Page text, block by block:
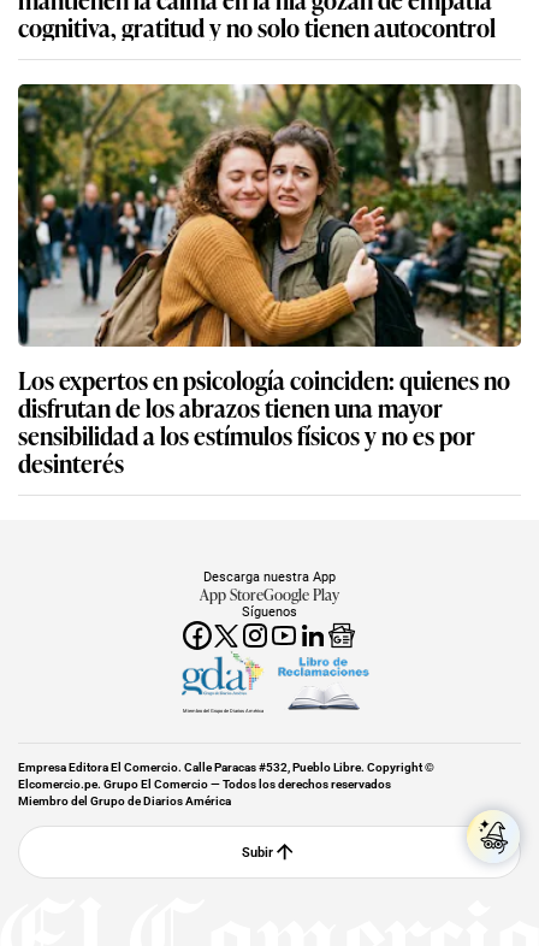
cognitiva, gratitud y no solo tienen autocontrol
Los expertos en psicología coinciden: quienes no
disfrutan de los abrazos tienen una mayor
sensibilidad a los estímulos físicos y no es por
desinterés
Síguenos
Descarga nuestra App
App StoreGoogle Play
Miembro del Grupo de Diarios América
Empresa Editora El Comercio. Calle Paracas #532, Pueblo Libre. Copyright ©
Elcomercio.pe. Grupo El Comercio — Todos los derechos reservados
Miembro del Grupo de Diarios América
Subir